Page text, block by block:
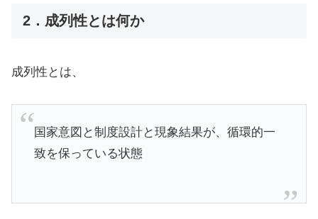
2．成列性とは何か
成列性とは、
国家意図と制度設計と現象結果が、循環的一
致を保っている状態